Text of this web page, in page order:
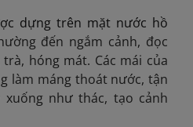
dựng trên mặt nước hồ
đến ngắm cảnh, đọc
hóng mát. Các mái của
làm máng thoát nước, tận
như thác, tạo cảnh